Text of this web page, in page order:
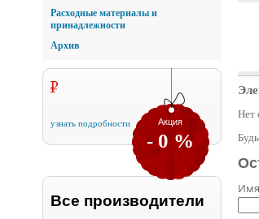
Расходные материалы и
принадлежности
Архив
Акция
- 0 %
узнать подробности
Все производители
Нет